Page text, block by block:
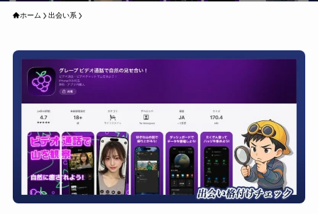
ホーム 出会い系